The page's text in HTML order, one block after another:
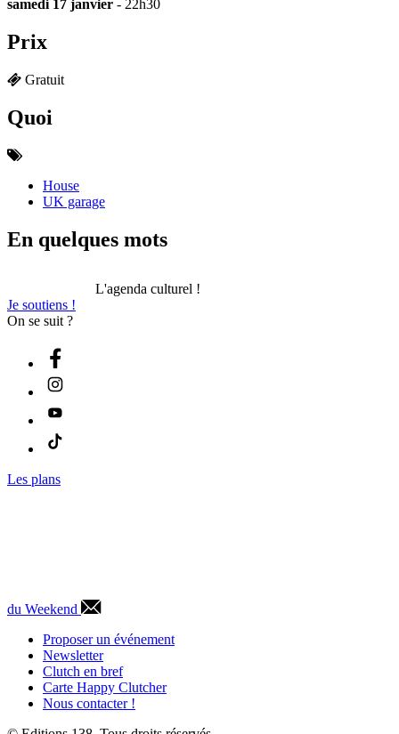
samedi 17 janvier - 22h30
Prix
Gratuit
Quoi
House
UK garage
En quelques mots
L'agenda culturel !
Je soutiens !
On se suit ?
Les plans
du Weekend
Proposer un événement
Newsletter
Clutch en bref
Carte Happy Clutcher
Nous contacter !